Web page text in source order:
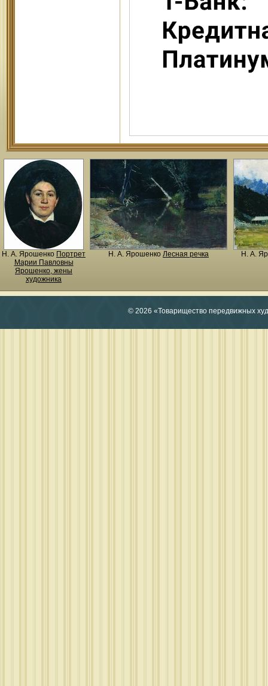
Н. A. Ярошенко Портрет
Марии Павловны
Ярошенко, жены
художника
Н. A. Ярошенко Лесная речка Н. A.
© 2026 «Товарищество передвижных